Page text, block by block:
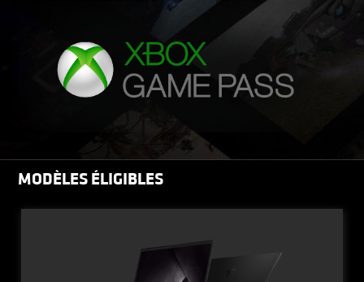
MODÈLES ÉLIGIBLES